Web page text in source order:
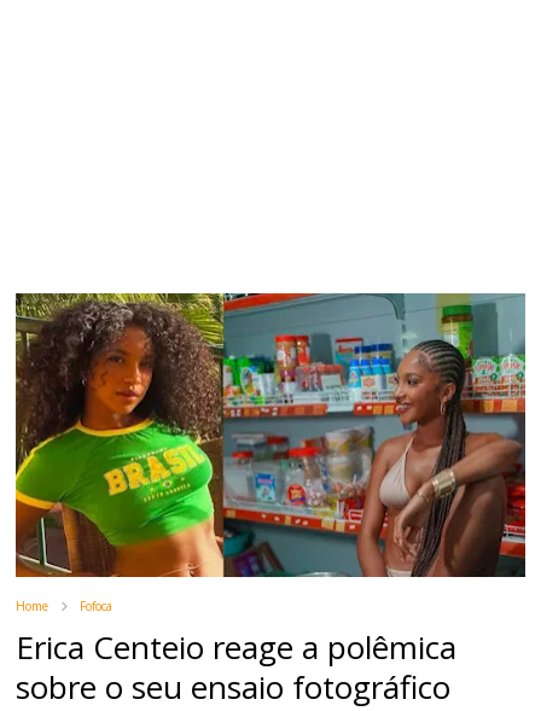
Home Fofoca
Erica Centeio reage a polêmica
sobre o seu ensaio fotográfico